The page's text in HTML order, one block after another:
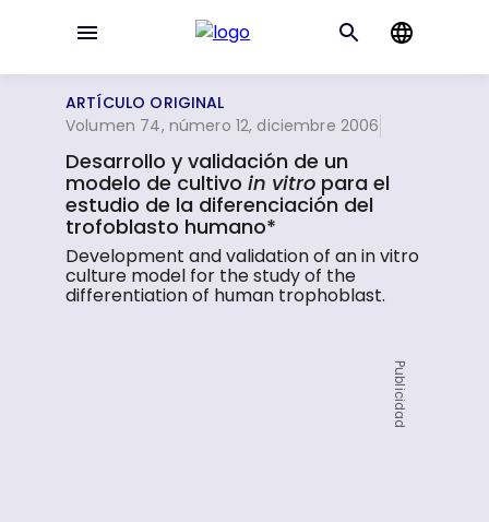
ARTÍCULO ORIGINAL
Volumen 74, número 12, diciembre 2006
Desarrollo y validación de un
modelo de cultivoin vitro para el
estudio de la diferenciación del
trofoblasto humano*
Development and validation of an in vitro
culture model for the study of the
differentiation of human trophoblast.
Publicidad